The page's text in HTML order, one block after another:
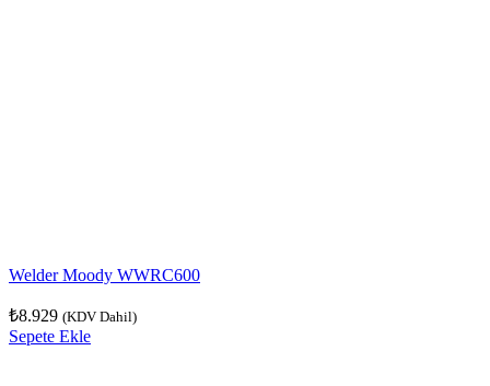
Welder Moody WWRC600
₺8.929 (KDV Dahil)
Sepete Ekle